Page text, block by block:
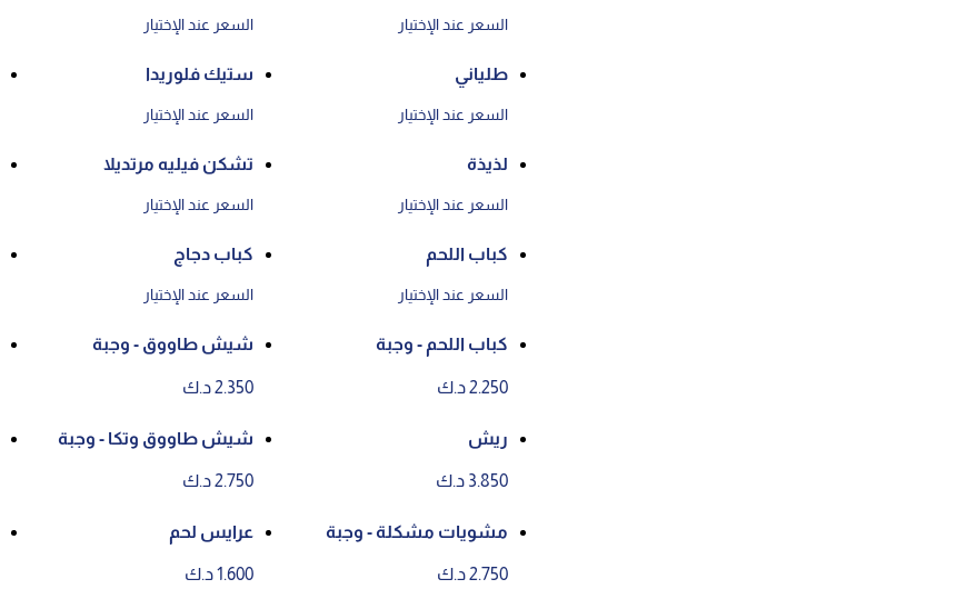
السعر عند الإختيار السعر عند الإختيار
طلياني
السعر عند الإختيار
ستيك فلوريدا
السعر عند الإختيار
لذيذة
السعر عند الإختيار
تشكن فيليه مرتديلا
السعر عند الإختيار
كباب اللحم
السعر عند الإختيار
كباب دجاج
السعر عند الإختيار
كباب اللحم - وجبة
2.250 د.ك
شيش طاووق - وجبة
2.350 د.ك
ريش
3.850 د.ك
شيش طاووق وتكا - وجبة
2.750 د.ك
مشويات مشكلة - وجبة
2.750 د.ك
عرايس لحم
1.600 د.ك